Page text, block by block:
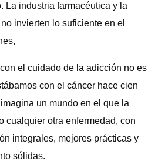
La industria farmacéutica y la
invierten lo suficiente en el
el cuidado de la adicción no es
con el cáncer hace cien
un mundo en el que la
cualquier otra enfermedad, con
integrales, mejores prácticas y
sólidas.